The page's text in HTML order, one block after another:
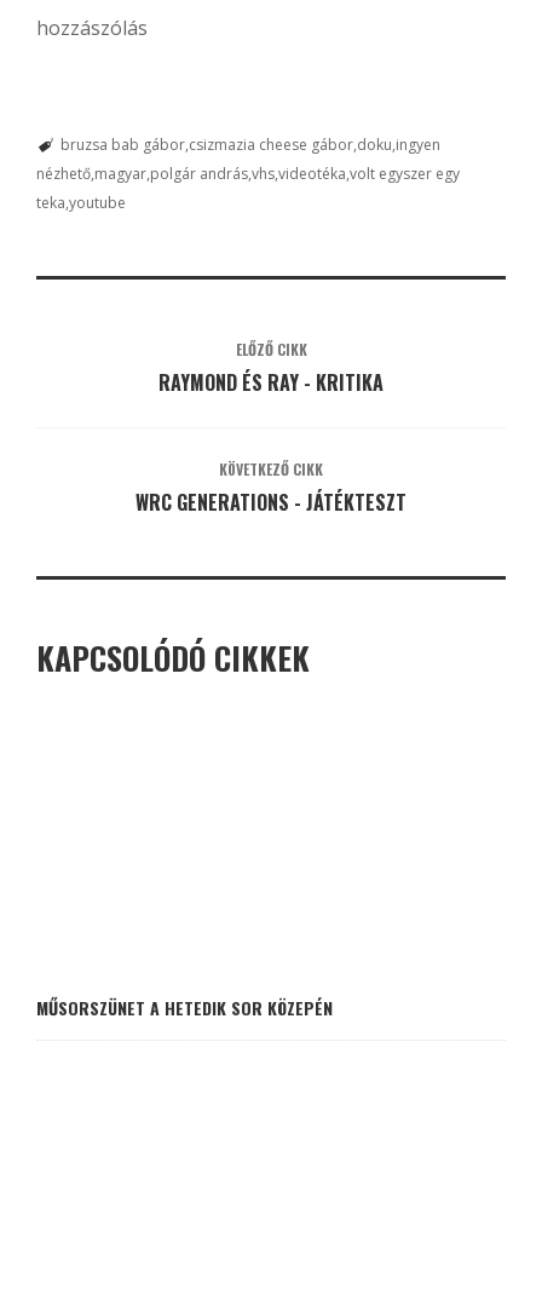
hozzászólás
bruzsa bab gábor csizmazia cheese gábor doku ingyen
nézhető magyar polgár andrásvhsvideotéka volt egyszer egy
teka youtube
ELŐZŐ CIKK
RAYMOND ÉS RAY - KRITIKA
KÖVETKEZŐ CIKK
WRC GENERATIONS - JÁTÉKTESZT
KAPCSOLÓDÓ CIKKEK
MŰSORSZÜNET A HETEDIK SOR KÖZEPÉN